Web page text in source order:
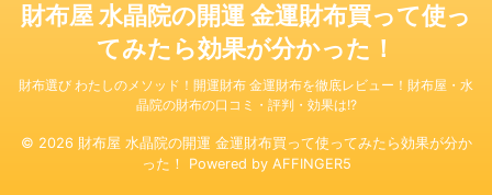
財布屋 水晶院の開運 金運財布買って使っ
てみたら効果が分かった！
財布選び わたしのメソッド！開運財布 金運財布を徹底レビュー！財布屋・水
晶院の財布の口コミ・評判・効果は!?
© 2026 財布屋 水晶院の開運 金運財布買って使ってみたら効果が分か
った！ Powered by AFFINGER5